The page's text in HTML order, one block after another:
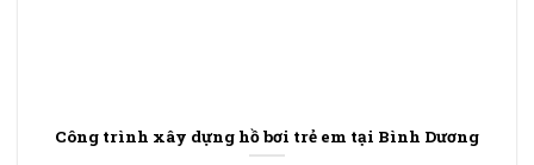
Công trình xây dựng hồ bơi trẻ em tại Bình Dương